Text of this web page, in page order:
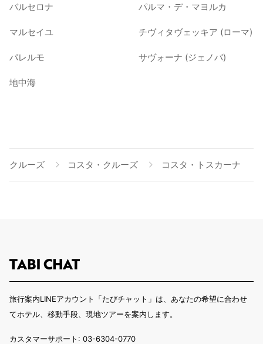
バルセロナ パルマ・デ・マヨルカ
マルセイユ チヴィタヴェッキア (ローマ)
パレルモ サヴォーナ (ジェノバ)
地中海
クルーズ コスタ・クルーズ コスタ・トスカーナ
旅行案内LINEアカウント「たびチャット」は、あなたの希望に合わせ
てホテル、移動手段、現地ツアーを案内します。
カスタマーサポート: 03-6304-0770